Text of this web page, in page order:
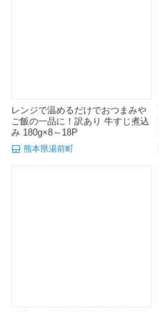
レンジで温めるだけでおつまみや
ご飯の一品に！訳あり 牛すじ煮込
み 180g×8～18P
熊本県湯前町